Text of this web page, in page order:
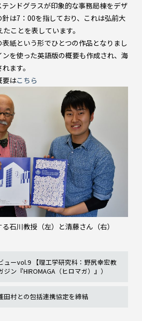
ンドグラスが印象的な事務局棟をデザ
は7：00を指しており、これは弘前大
ことを表しています。
紙という形でひとつの作品となりまし
を使った英語版の概要も作成され、海
ます。
要はこちら
石川教授（左）と清藤さん（右）
ューvol.9 【理工学研究科：野尻幸宏教
ン『HIROMAGA（ヒロマガ）』）
田村との包括連携協定を締結